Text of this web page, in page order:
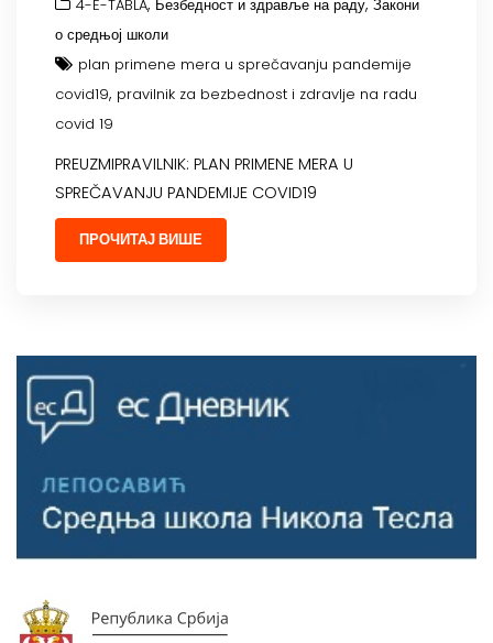
4-E-TABLA, Безбедност и здравље на раду, Закони
о средњој школи
plan primene mera u sprečavanju pandemije
covid19, pravilnik za bezbednost i zdravlje na radu
covid 19
PREUZMIPRAVILNIK: PLAN PRIMENE MERA U
SPREČAVANJU PANDEMIJE COVID19
ПРОЧИТАЈ ВИШЕ